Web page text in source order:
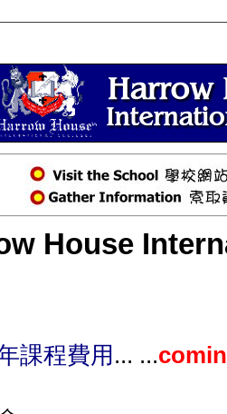
House
課程費用 ... ...